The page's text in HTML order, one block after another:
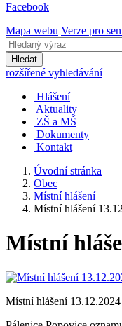
Facebook
Mapa webu Verze pro
Hledat
rozšířené vyhledávání
Hlášení
Aktuality
ZŠ a MŠ
Dokumenty
Kontakt
Úvodní stránka
Obec
Místní hlášení
Místní hlášení
Místní
Místní hlášení 13.12.2024